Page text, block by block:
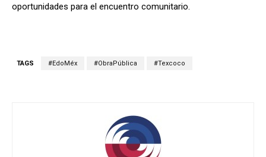
oportunidades para el encuentro comunitario.
TAGS #EdoMéx #ObraPública #Texcoco